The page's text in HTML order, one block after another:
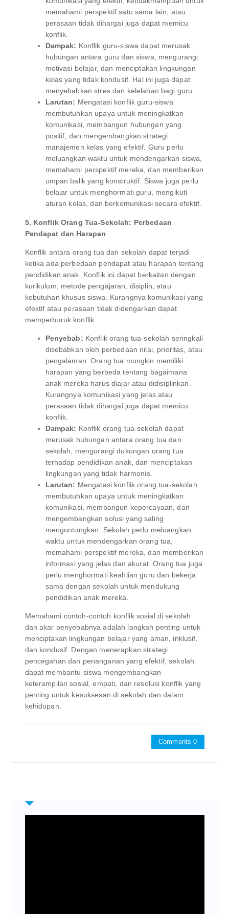
memahami perspektif satu sama lain, atau
perasaan tidak dihargai juga dapat memicu
konflik.
Dampak: Konflik guru-siswa dapat merusak
hubungan antara guru dan siswa, mengurangi
motivasi belajar, dan menciptakan lingkungan
kelas yang tidak kondusif. Hal ini juga dapat
menyebabkan stres dan kelelahan bagi guru.
Larutan: Mengatasi konflik guru-siswa
membutuhkan upaya untuk meningkatkan
komunikasi, membangun hubungan yang
positif, dan mengembangkan strategi
manajemen kelas yang efektif. Guru perlu
meluangkan waktu untuk mendengarkan siswa,
memahami perspektif mereka, dan memberikan
umpan balik yang konstruktif. Siswa juga perlu
belajar untuk menghormati guru, mengikuti
aturan kelas, dan berkomunikasi secara efektif.
5. Konflik Orang Tua-Sekolah: Perbedaan
Pendapat dan Harapan
Konflik antara orang tua dan sekolah dapat terjadi
ketika ada perbedaan pendapat atau harapan tentang
pendidikan anak. Konflik ini dapat berkaitan dengan
kurikulum, metode pengajaran, disiplin, atau
kebutuhan khusus siswa. Kurangnya komunikasi yang
efektif atau perasaan tidak didengarkan dapat
memperburuk konflik.
Penyebab: Konflik orang tua-sekolah seringkali
disebabkan oleh perbedaan nilai, prioritas, atau
pengalaman. Orang tua mungkin memiliki
harapan yang berbeda tentang bagaimana
anak mereka harus diajar atau didisiplinkan.
Kurangnya komunikasi yang jelas atau
perasaan tidak dihargai juga dapat memicu
konflik.
Dampak: Konflik orang tua-sekolah dapat
merusak hubungan antara orang tua dan
sekolah, mengurangi dukungan orang tua
terhadap pendidikan anak, dan menciptakan
lingkungan yang tidak harmonis.
Larutan: Mengatasi konflik orang tua-sekolah
membutuhkan upaya untuk meningkatkan
komunikasi, membangun kepercayaan, dan
mengembangkan solusi yang saling
menguntungkan. Sekolah perlu meluangkan
waktu untuk mendengarkan orang tua,
memahami perspektif mereka, dan memberikan
informasi yang jelas dan akurat. Orang tua juga
perlu menghormati keahlian guru dan bekerja
sama dengan sekolah untuk mendukung
pendidikan anak mereka.
Memahami contoh-contoh konflik sosial di sekolah
dan akar penyebabnya adalah langkah penting untuk
menciptakan lingkungan belajar yang aman, inklusif,
dan kondusif. Dengan menerapkan strategi
pencegahan dan penanganan yang efektif, sekolah
dapat membantu siswa mengembangkan
keterampilan sosial, empati, dan resolusi konflik yang
penting untuk kesuksesan di sekolah dan dalam
kehidupan.
Comments 0